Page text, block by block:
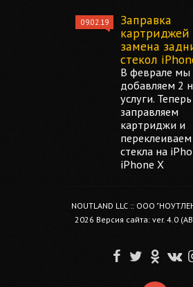
09.02.19
Заправка
картриджей
замена
стекол
В феврале мы
добавляем 2
услуги.
заправляем
картриджи и
стекла на
iPhone X
NOUTLAND LLC :: ООО
2026 Версия сайта: ver. 4.0
F T O V